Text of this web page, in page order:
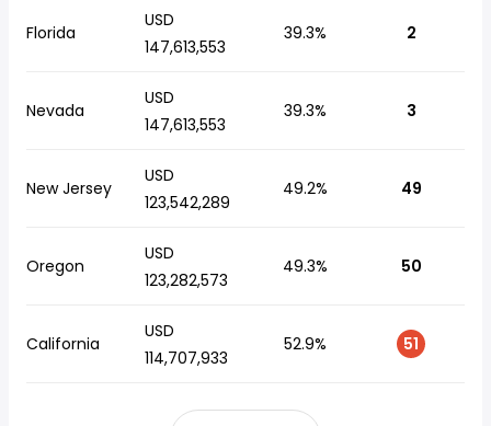
Florida
USD
147,613,553
39.3% 2
Nevada
USD
147,613,553
39.3% 3
New Jersey
USD
123,542,289
49.2% 49
Oregon
USD
123,282,573
49.3% 50
California
USD
114,707,933
52.9% 51